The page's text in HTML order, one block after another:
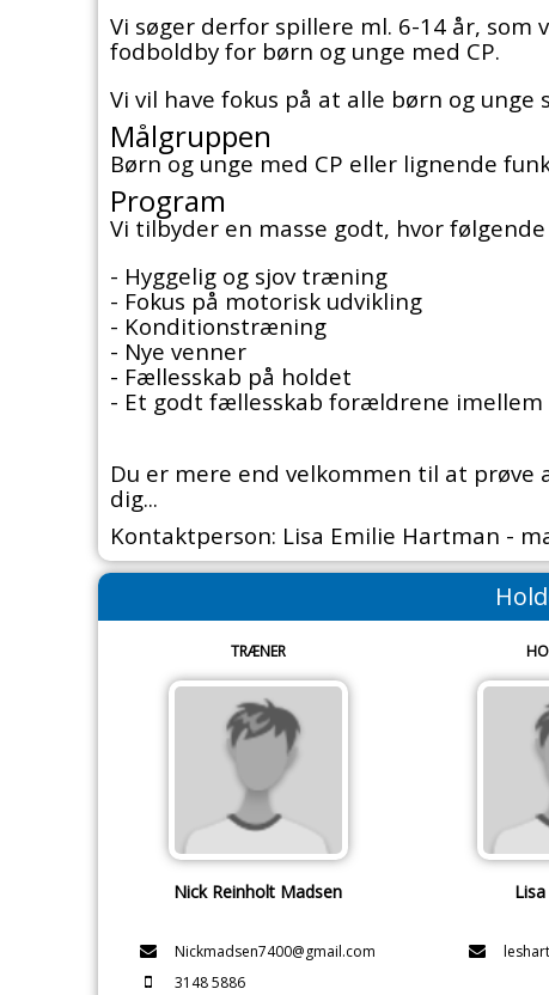
Vi søger derfor spillere ml. 6-14 år,
fodboldby for børn og unge med CP.
Vi vil have fokus på at alle børn og
Målgruppen
Børn og unge med CP eller lignende
Program
Vi tilbyder en masse godt, hvor
- Hyggelig og sjov træning
- Fokus på motorisk udvikling
- Konditionstræning
- Nye venner
- Fællesskab på holdet
- Et godt fællesskab forældrene imellem
Du er mere end velkommen til at prøve
dig...
Kontaktperson: Lisa Emilie Hartman -
TRÆNER
Nick Reinholt Madsen
Nickmadsen7400@gmail.com
3148 5886